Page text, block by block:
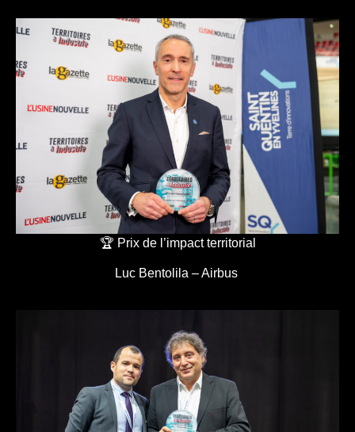
🏆 Prix de l’impact territorial
Luc Bentolila – Airbus